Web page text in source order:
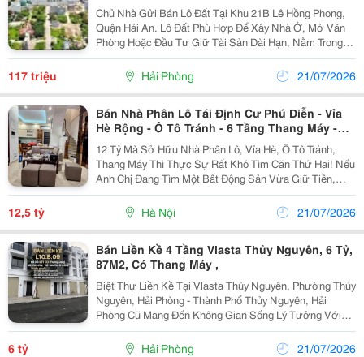
Chủ Nhà Gửi Bán Lô Đất Tại Khu 21B Lê Hồng Phong,
Quận Hải An. Lô Đất Phù Hợp Để Xây Nhà Ở, Mở Văn
Phòng Hoặc Đầu Tư Giữ Tài Sản Dài Hạn, Nằm Trong
Khu Dân Cư Quy Hoạch Đồng Bộ, Hạ Tầng Hoàn Thiện
Và Giá Trị Bất Động Sản Luôn Được Đánh Giá Cao.
117 triệu Hải Phòng 21/07/2026
Bán Nhà Phân Lô Tái Định Cư Phú Diễn - Vỉa
Hè Rộng - Ô Tô Tránh - 6 Tầng Thang Máy -
Văn Phòng Kinh Doanh Đỉnh, 47M² Nhỉnh 12
Tỷ
12 Tỷ Mà Sở Hữu Nhà Phân Lô, Vỉa Hè, Ô Tô Tránh,
Thang Máy Thì Thực Sự Rất Khó Tìm Căn Thứ Hai! Nếu
Anh Chị Đang Tìm Một Bất Động Sản Vừa Giữ Tiền,
Vừa Khai Thác Kinh Doanh, Vừa Có Giá Trị Tăng
Trưởng Lâu Dài, Thì Đây Là Sản Phẩm Rất Đáng
Xuống...
12,5 tỷ Hà Nội 21/07/2026
Bán Liền Kề 4 Tầng Vlasta Thủy Nguyên, 6 Tỷ,
87M2, Có Thang Máy ,
Biệt Thự Liền Kề Tại Vlasta Thủy Nguyên, Phường Thủy
Nguyên, Hải Phòng - Thành Phố Thủy Nguyên, Hải
Phòng Cũ Mang Đến Không Gian Sống Lý Tưởng Với
Diện Tích 87M2 Và Giá 6 Tỷ Vnd. Bất Động Sản Này
Được Thiết Kế Hiện Đại, Phù Hợp Cho Gia Đình Và
6 tỷ Hải Phòng 21/07/2026